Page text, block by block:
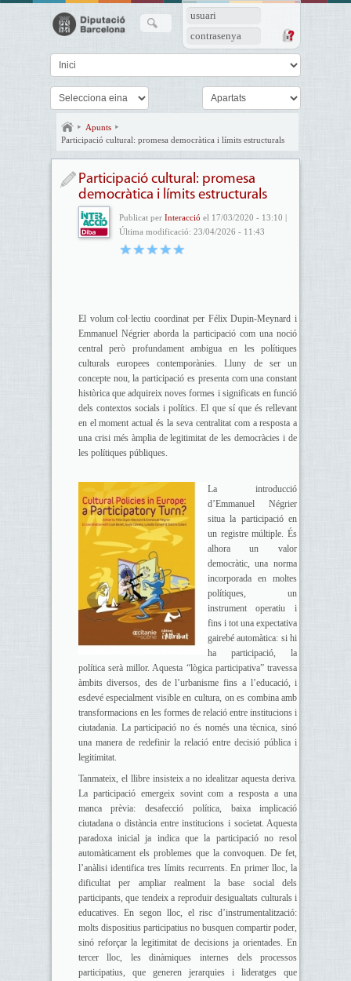
usuari
contrasenya
Apunts
Participació cultural: promesa democràtica i límits estructurals
Participació cultural: promesa
democràtica i límits estructurals
Publicat per Interacció el 17/03/2020 - 13:10 |
Última modificació: 23/04/2026 - 11:43
El volum col·lectiu coordinat per Félix Dupin-Meynard i
Emmanuel Négrier aborda la participació com una noció
central però profundament ambigua en les polítiques
culturals europees contemporànies. Lluny de ser un
concepte nou, la participació es presenta com una constant
històrica que adquireix noves formes i significats en funció
dels contextos socials i polítics. El que sí que és rellevant
en el moment actual és la seva centralitat com a resposta a
una crisi més àmplia de legitimitat de les democràcies i de
les polítiques públiques.
La introducció
d’Emmanuel Négrier
situa la participació en
un registre múltiple. És
alhora un valor
democràtic, una norma
incorporada en moltes
polítiques, un
instrument operatiu i
fins i tot una expectativa
gairebé automàtica: si hi
ha participació, la
política serà millor. Aquesta “lògica participativa” travessa
àmbits diversos, des de l’urbanisme fins a l’educació, i
esdevé especialment visible en cultura, on es combina amb
transformacions en les formes de relació entre institucions i
ciutadania. La participació no és només una tècnica, sinó
una manera de redefinir la relació entre decisió pública i
legitimitat.
Tanmateix, el llibre insisteix a no idealitzar aquesta deriva.
La participació emergeix sovint com a resposta a una
manca prèvia: desafecció política, baixa implicació
ciutadana o distància entre institucions i societat. Aquesta
paradoxa inicial ja indica que la participació no resol
automàticament els problemes que la convoquen. De fet,
l’anàlisi identifica tres límits recurrents. En primer lloc, la
dificultat per ampliar realment la base social dels
participants, que tendeix a reproduir desigualtats culturals i
educatives. En segon lloc, el risc d’instrumentalització:
molts dispositius participatius no busquen compartir poder,
sinó reforçar la legitimitat de decisions ja orientades. En
tercer lloc, les dinàmiques internes dels processos
participatius, que generen jerarquies i lideratges que